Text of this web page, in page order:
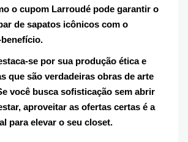
o cupom Larroudé pode garantir o
de sapatos icônicos com o
se por sua produção ética e
que são verdadeiras obras de arte
você busca sofisticação sem abrir
aproveitar as ofertas certas é a
para elevar o seu closet.